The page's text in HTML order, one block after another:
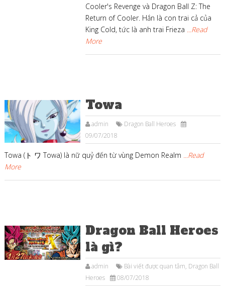
Cooler's Revenge và Dragon Ball Z: The
Return of Cooler. Hắn là con trai cả của
King Cold, tức là anh trai Frieza ...Read
More
Towa
admin
Dragon Ball Heroes
09/07/2018
Towa (ト ワ Towa) là nữ quỷ đến từ vùng Demon Realm ...Read
More
Dragon Ball Heroes
là gì?
admin Bài viết được quan tâm, Dragon Ball
Heroes
08/07/2018